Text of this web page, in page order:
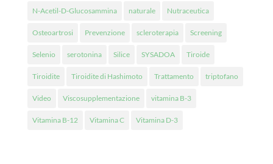
N-Acetil-D-Glucosammina naturale Nutraceutica
Osteoartrosi Prevenzione scleroterapia Screening
Selenio serotonina Silice SYSADOA Tiroide
Tiroidite Tiroidite di Hashimoto Trattamento triptofano
Video Viscosupplementazione vitamina B-3
Vitamina B-12 Vitamina C Vitamina D-3